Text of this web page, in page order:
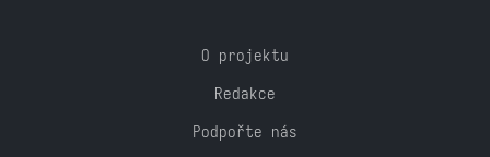
O projektu
Redakce
Podpořte nás